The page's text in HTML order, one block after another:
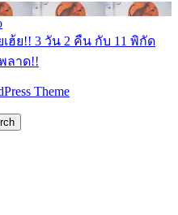
เฮ้ย!! 3 วัน 2 คืน กับ 11 พิกัด
ลาด!!
Theme